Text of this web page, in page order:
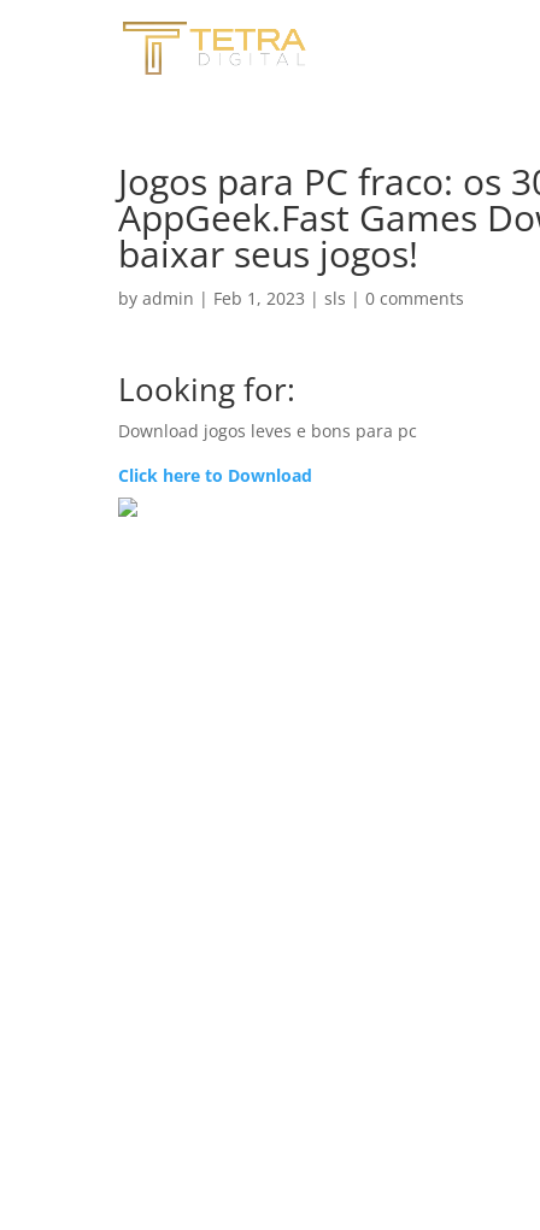
Jogos para PC fraco: os
AppGeek.Fast Games
baixar seus jogos!
by admin | Feb 1, 2023 | sls | 0 comments
Looking for:
Download jogos leves e bons para pc
Click here to Download